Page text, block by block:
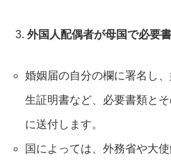
外国人配偶者が母国で必要
婚姻届の自分の欄に署名し
生証明書など、必要書類と
に送付します。​
国によっては、外務省や大